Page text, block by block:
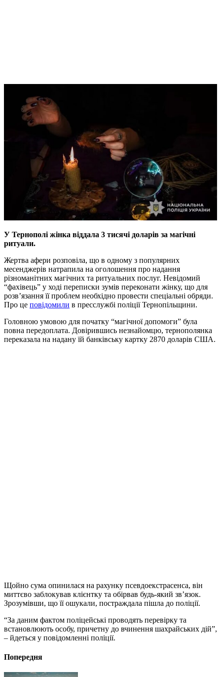
У Тернополі жінка віддала 3 тисячі доларів за магічні
ритуали.
Жертва афери розповіла, що в одному з популярних
месенджерів натрапила на оголошення про надання
різноманітних магічних та ритуальних послуг. Невідомий
“фахівець” у ході переписки зумів переконати жінку, що для
розв’язання її проблем необхідно провести спеціальні обряди.
Про це повідомили в пресслужбі поліції Тернопільщини.
Головною умовою для початку “магічної допомоги” була
повна передоплата. Довірившись незнайомцю, тернополянка
переказала на надану їй банківську картку 2870 доларів США.
Щойно сума опинилася на рахунку псевдоекстрасенса, він
миттєво заблокував клієнтку та обірвав будь-який зв’язок.
Зрозумівши, що її ошукали, постраждала пішла до поліції.
“За даним фактом поліцейські проводять перевірку та
встановлюють особу, причетну до вчинення шахрайських дій”,
– йдеться у повідомленні поліції.
Попередня